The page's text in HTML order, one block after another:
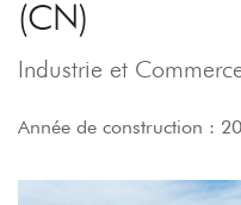
(CN)
Industrie et
Année de construction :